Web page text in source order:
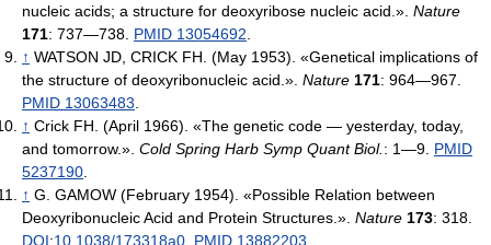
nucleic acids; a structure for deoxyribose nucleic acid.». Nature
171: 737—738. PMID 13054692
↑ WATSON JD, CRICK FH. (May 1953). «Genetical implications of
the structure of deoxyribonucleic acid.». Nature 171: 964—967.
PMID 13063483
↑ Crick FH. (April 1966). «The genetic code — yesterday, today,
and tomorrow.». Cold Spring Harb Symp Quant Biol. : 1—9. PMID
5237190
↑ G. GAMOW (February 1954). «Possible Relation between
Deoxyribonucleic Acid and Protein Structures.». Nature 173: 318.
DOI:10.1038/173318a0 PMID 13882203